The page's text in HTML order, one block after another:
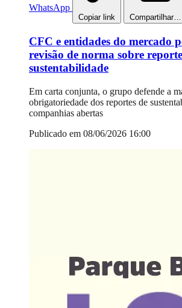
WhatsApp
Copiar link Compartilhar…
CFC e entidades do mercado
revisão de norma sobre
sustentabilidade
Em carta conjunta, o grupo defende a
obrigatoriedade dos reportes de
companhias abertas
Publicado em 08/06/2026 16:00